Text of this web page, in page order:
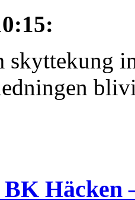
:
skyttekung
BK Häcken